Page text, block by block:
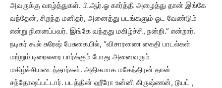
அவருக்கு வாழ்த்துகள். பி.ஆர்.ஓ கார்த்தி அழைத்து தான் இங்கே
வந்தேன், சிறந்த மனிதர், அனைத்து படங்களும் ஓட வேண்டும்
என்று நினைப்பவர். இங்கே வந்தது மகிழ்ச்சி, நன்றி.” என்றார்.
நடிகர் கூல் சுரேஷ் பேசுகையில், “விசாரணை கைதி பாடல்கள்
மற்றும் டிரைலரை பார்க்கும் போது அனைவரும்
மகிழ்ச்சியடைந்தார்கள். அதிகமாக மகேந்திரன் தான்
சந்தோஷப்பட்டார். படத்தின் ஹீரோ உன்னி கிருஷ்ணன், டூயட் ,